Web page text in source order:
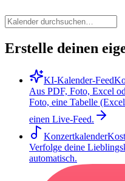
Erstelle deinen
KI-Kalender-Feed
Aus PDF, Foto, Excel
Foto, eine Tabelle
einen Live-Feed.
Konzertkalender
Verfolge deine
automatisch.